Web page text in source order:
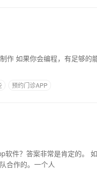
预约门诊APP
合作的。一个人